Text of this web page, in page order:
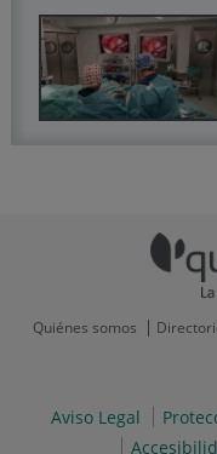
Quiénes somos
Aviso Legal